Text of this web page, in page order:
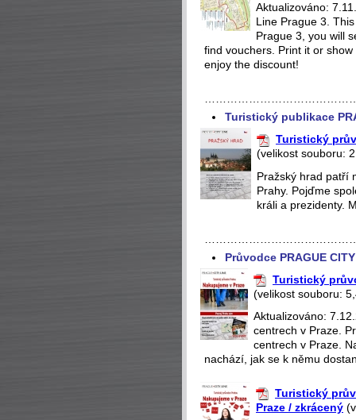
Aktualizováno:
Line Prague 3.
Prague 3, you will
find vouchers. Print it or
enjoy the discount!
Turistický publikace
Turistický
(velikost souboru:
Pražský hrad patří
Prahy. Pojďme
králi a prezidenty.
Průvodce PRAGUE
Turistický
(velikost souboru:
Aktualizováno:
centrech v Praze.
centrech v Praze.
nachází, jak se k němu
Turistický
Praze / zkrácený